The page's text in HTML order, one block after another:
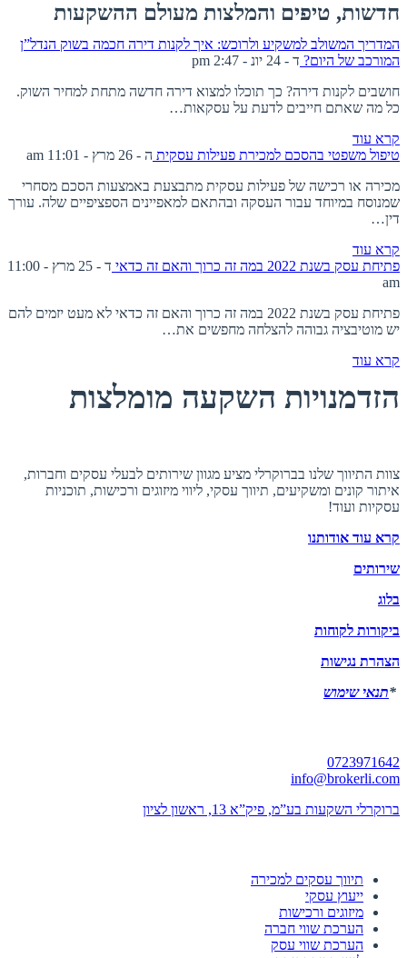
חדשות, טיפים והמלצות מעולם ההשקעות
המדריך המשולב למשקיע ולרוכש: איך לקנות דירה חכמה בשוק הנדל”ן
המורכב של היום? ד - 24 יונ - 2:47 pm
חושבים לקנות דירה? כך תוכלו למצוא דירה חדשה מתחת למחיר השוק.
כל מה שאתם חייבים לדעת על עסקאות…
קרא עוד
טיפול משפטי בהסכם למכירת פעילות עסקית ה - 26 מרץ - 11:01 am
מכירה או רכישה של פעילות עסקית מתבצעת באמצעות הסכם מסחרי
שמנוסח במיוחד עבור העסקה ובהתאם למאפיינים הספציפיים שלה. עורך
דין…
קרא עוד
פתיחת עסק בשנת 2022 במה זה כרוך והאם זה כדאי
ד - 25 מרץ - 11:00
am
פתיחת עסק בשנת 2022 במה זה כרוך והאם זה כדאי לא מעט יזמים להם
יש מוטיבציה גבוהה להצלחה מחפשים את…
קרא עוד
הזדמנויות השקעה מומלצות
צוות התיווך שלנו בברוקרלי מציע מגוון שירותים לבעלי עסקים וחברות,
איתור קונים ומשקיעים, תיווך עסקי, ליווי מיזוגים ורכישות, תוכניות
עסקיות ועוד!
קרא עוד אודותנו
שירותים
בלוג
ביקורות לקוחות
הצהרת נגישות
*תנאי שימוש
0723971642
info@brokerli.com
ברוקרלי השקעות בע”מ, פיק”א 13, ראשון לציון
תיווך עסקים למכירה
ייעוץ עסקי
מיזוגים ורכישות
הערכת שווי חברה
הערכת שווי עסק